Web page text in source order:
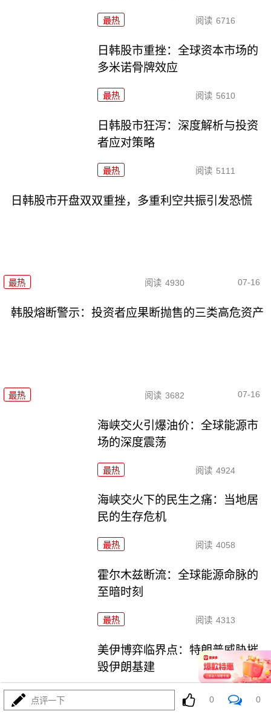
最热 阅读 6716
日韩股市重挫：全球资本市场的
多米诺骨牌效应
最热 阅读 5610
日韩股市狂泻：深度解析与投资
者应对策略
最热 阅读 5111
日韩股市开盘双双重挫，多重利空共振引发恐慌
最热 阅读 4930 07-16
韩股熔断警示：投资者应果断抛售的三类高危资产
最热 阅读 3682 07-16
海峡交火引爆油价：全球能源市
场的深度震荡
最热 阅读 4924
海峡交火下的民生之痛：当地居
民的生存危机
最热 阅读 4058
霍尔木兹断流：全球能源命脉的
至暗时刻
最热 阅读 4313
美伊博弈临界点：特朗普威胁摧
毁伊朗基建
阅读 4111
点评一下 0 0